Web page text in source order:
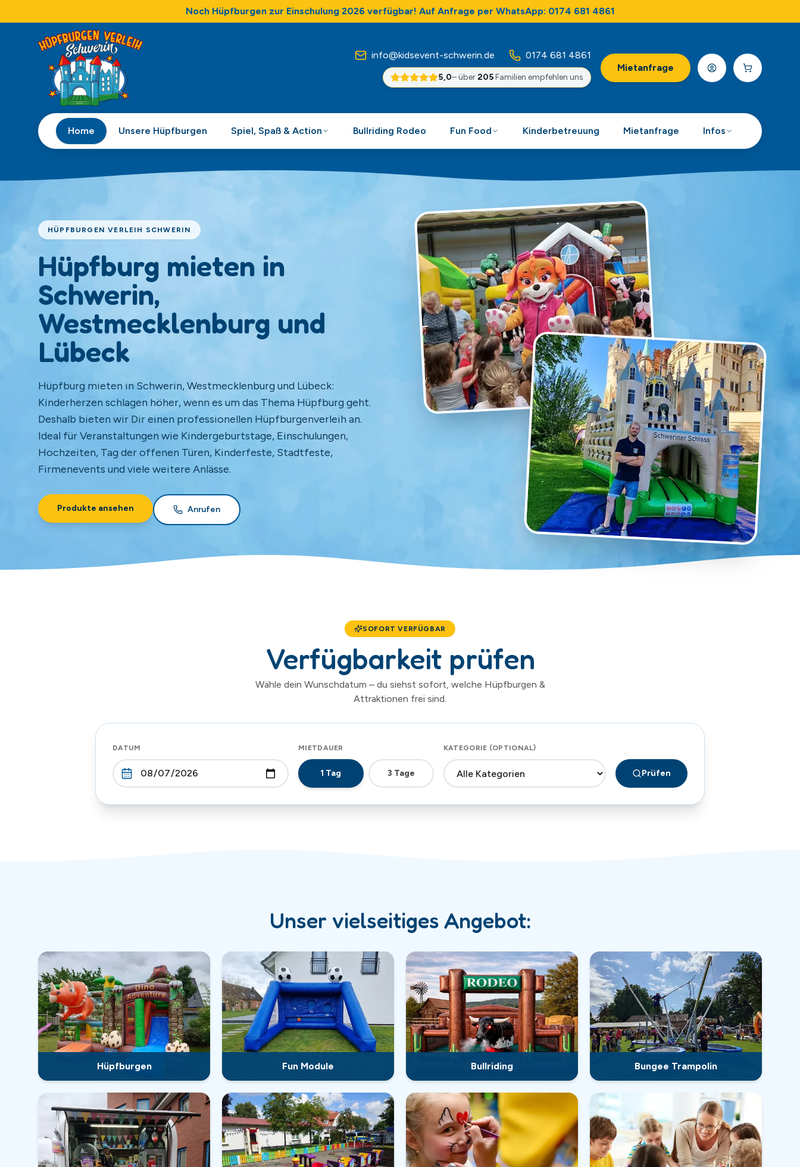
Noch Hüpfburgen zur Einschulung 2026 verfügbar! Auf Anfrage per WhatsApp: 0174 681 4861
info@kidsevent-schwerin.de 0174 681 4861
5,0– über205Familien empfehlen uns
Mietanfrage
Home Unsere Hüpfburgen Spiel, Spaß & Action Bullriding Rodeo Fun Food Kinderbetreuung Mietanfrage Infos
HÜPFBURGEN VERLEIH SCHWERIN
Hüpfburg mieten in
Schwerin,
Westmecklenburg und
Lübeck
Hüpfburg mieten in Schwerin, Westmecklenburg und Lübeck:
Kinderherzen schlagen höher, wenn es um das Thema Hüpfburg geht.
Deshalb bieten wir Dir einen professionellen Hüpfburgenverleih an.
Ideal für Veranstaltungen wie Kindergeburtstage, Einschulungen,
Hochzeiten, Tag der offenen Türen, Kinderfeste, Stadtfeste,
Firmenevents und viele weitere Anlässe.
Produkte ansehen Anrufen
SOFORT VERFÜGBAR
Verfügbarkeit prüfen
Wähle dein Wunschdatum – du siehst sofort, welche Hüpfburgen &
Attraktionen frei sind.
DATUM MIETDAUER
1 Tag 3 Tage
KATEGORIE (OPTIONAL)
Prüfen
Unser vielseitiges Angebot:
Hüpfburgen Fun Module Bullriding Bungee Trampolin